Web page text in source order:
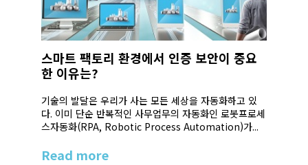
스마트 팩토리 환경에서 인증 보안이 중요
한 이유는?
기술의 발달은 우리가 사는 모든 세상을 자동화하고 있
다. 이미 단순 반복적인 사무업무의 자동화인 로봇프로세
스자동화(RPA, Robotic Process Automation)가...
Read more